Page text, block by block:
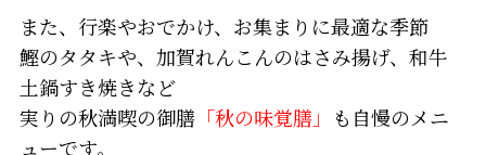
また、行楽やおでかけ、お集まりに最適な季節
鰹のタタキや、加賀れんこんのはさみ揚げ、和牛
土鍋すき焼きなど
実りの秋満喫の御膳 「秋の味覚膳」
も自慢のメニ
ューです。